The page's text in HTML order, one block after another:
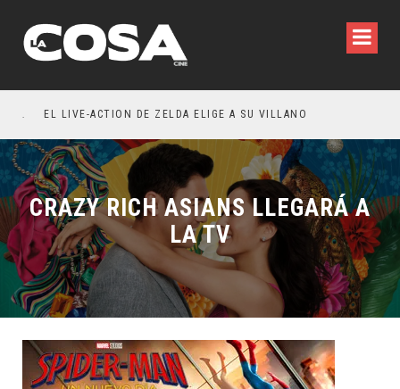
EL LIVE-ACTION DE ZELDA ELIGE A SU VILLANO
CRAZY RICH ASIANS LLEGARÁ A
LA TV